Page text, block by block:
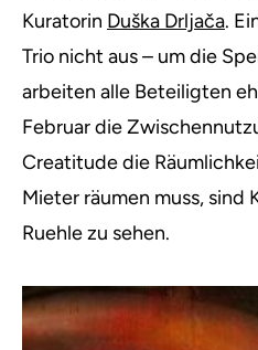
Kuratorin Duška Drljača.
Trio nicht aus – um die
arbeiten alle Beteiligten
Februar die
Creatitude die
Mieter räumen muss, sind
Ruehle zu sehen.